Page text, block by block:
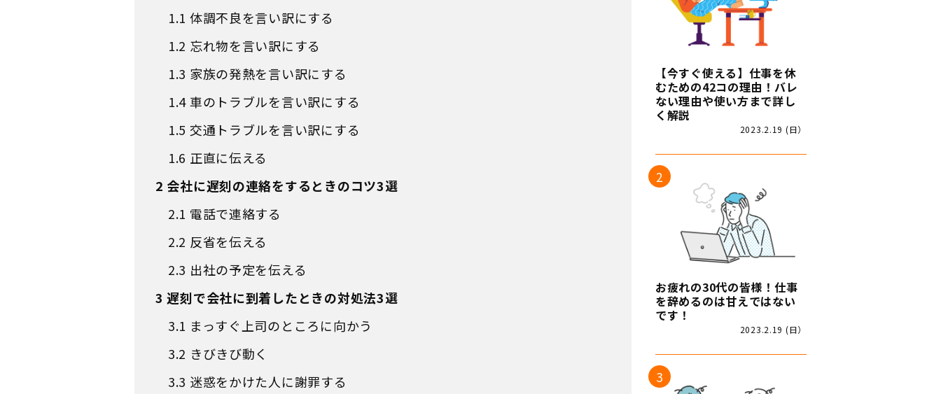
1.1 体調不良を言い訳にする
1.2 忘れ物を言い訳にする
1.3 家族の発熱を言い訳にする
1.4車のトラブルを言い訳にする
1.5 交通トラブルを言い訳にする
1.6 正直に伝える
2 会社に遅刻の連絡をするときのコツ3選
2.1 電話で連絡する
2.2 反省を伝える
2.3 出社の予定を伝える
3 遅刻で会社に到着したときの対処法3選
3.1 まっすぐ上司のところに向かう
3.2 きびきび動く
3.3 迷惑をかけた人に謝罪する
【今すぐ使える】仕事を休
むための42コの理由！バレ
ない理由や使い方まで詳し
く解説
2023.2.19 (日）
お疲れの30代の皆様！仕事
を辞めるのは甘えではない
です！
2023.2.19 (日）